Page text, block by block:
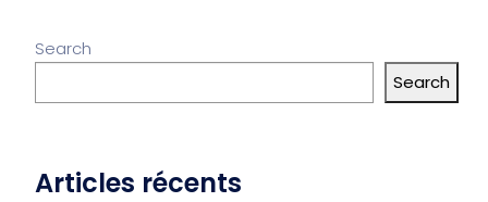
Search
Search
Articles récents